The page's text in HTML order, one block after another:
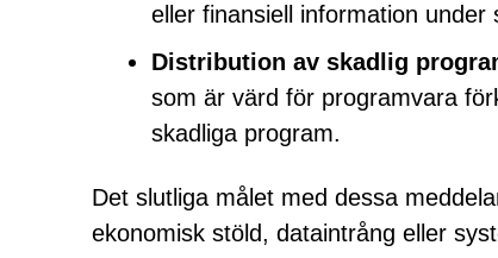
eller finansiell information
Distribution av skadlig
som är värd för programvara
skadliga program.
Det slutliga målet med dessa
ekonomisk stöld, dataintrång eller